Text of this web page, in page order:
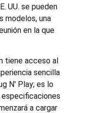
UU. se pueden
modelos, una
en la que
tiene acceso al
sencilla
N' Play; es lo
a cargar